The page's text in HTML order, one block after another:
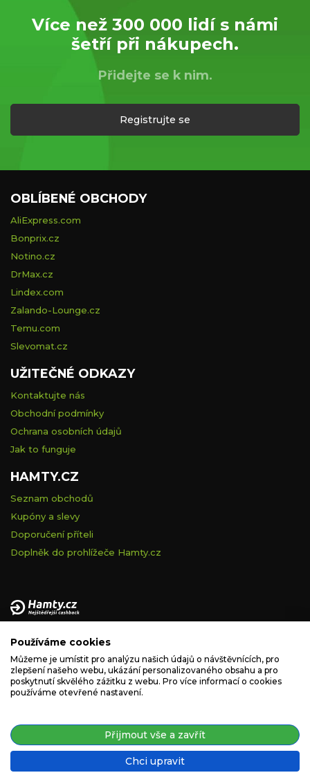
Více než 300 000 lidí s námi
šetří při nákupech.
Přidejte se k nim.
Registrujte se
sídlem Na vápence 2885/2a, 130 00 Praha 3, IČ: 05228972,
zapsaná v obchodním rejstříku vedeném Městským soudem v
Praze, spisová značka C 260335.
podpora@hamty.cz
OBLÍBENÉ OBCHODY
AliExpress.com
Bonprix.cz
Notino.cz
DrMax.cz
Lindex.com
Zalando-Lounge.cz
Temu.com
Slevomat.cz
UŽITEČNÉ ODKAZY
Kontaktujte nás
Obchodní podmínky
Ochrana osobních údajů
Jak to funguje
HAMTY.CZ
Seznam obchodů
Kupóny a slevy
Doporučení příteli
Doplněk do prohlížeče Hamty.cz
Používáme cookies
Můžeme je umístit pro analýzu našich údajů o návštěvnících, pro
zlepšení našeho webu, ukázání personalizovaného obsahu a pro
poskytnutí skvělého zážitku z webu. Pro více informací o cookies
používáme otevřené nastavení.
Přijmout vše a zavřít
Chci upravit